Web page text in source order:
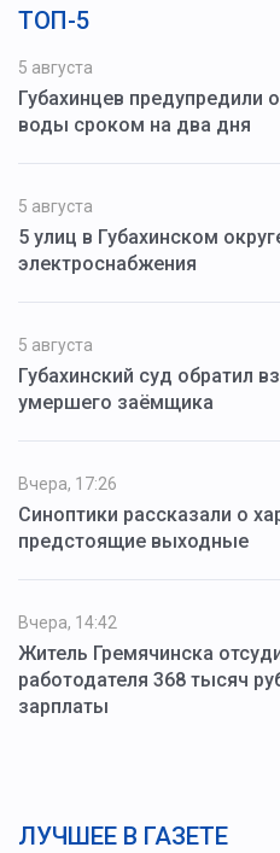
ТОП-5
5 августа
Губахинцев предупредили
воды сроком на два дня
5 августа
5 улиц в Губахинском
электроснабжения
5 августа
Губахинский суд обратил
умершего заёмщика
Вчера, 17:26
Синоптики рассказали о
предстоящие выходные
Вчера, 14:42
Житель Гремячинска
работодателя 368 тысяч
зарплаты
ЛУЧШЕЕ В ГАЗЕТЕ